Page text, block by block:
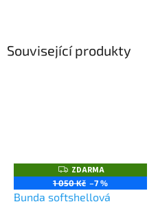
Související produkty
Z
D
A
R
ZDARMA
1 050 Kč –7 %
Bunda softshellová